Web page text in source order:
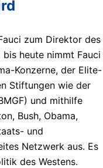
zum Direktor des
heute nimmt Fauci
Konzerne, der Elite-
Stiftungen wie der
und mithilfe
Bush, Obama,
und
Netzwerk aus. Es
des Westens.